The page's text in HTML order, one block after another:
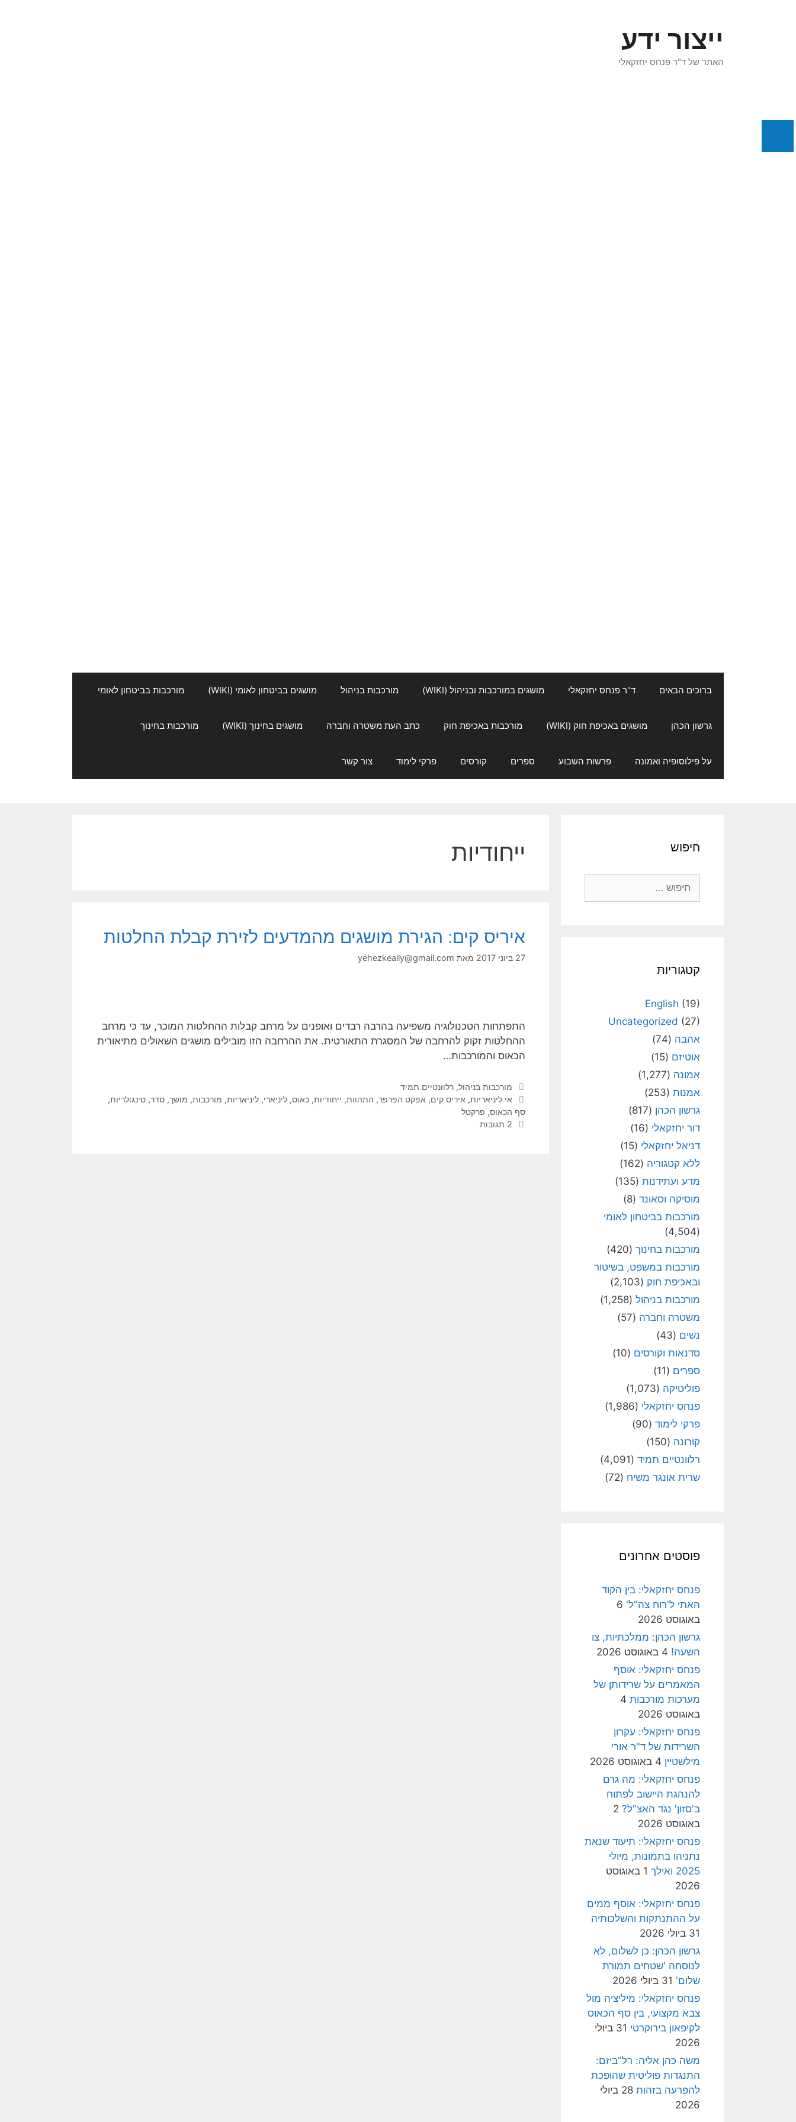
ייצור ידע
האתר של ד"ר פנחס יחזקאלי
ברוכים הבאים ד"ר פנחס יחזקאלי מושגים במורכבות ובניהול (WIKI) מורכבות בניהול מושגים בביטחון לאומי (WIKI) מורכבות בביטחון לאומי
גרשון הכהן מושגים באכיפת חוק (WIKI) מורכבות באכיפת חוק כתב העת משטרה וחברה מושגים בחינוך (WIKI) מורכבות בחינוך
על פילוסופיה ואמונה פרשות השבוע ספרים קורסים פרקי לימוד צור קשר
ייחודיות
איריס קים: הגירת מושגים מהמדעים לזירת קבלת החלטות
27 ביוני 2017 מאת yehezkeally@gmail.com
התפתחות הטכנולוגיה משפיעה בהרבה רבדים ואופנים על מרחב קבלות ההחלטות המוכר, עד כי מרחב
ההחלטות זקוק להרחבה של המסגרת התאורטית. את ההרחבה הזו מובילים מושגים השאולים מתיאורית
הכאוס והמורכבות…
קטגוריות
מורכבות בניהול, רלוונטיים תמיד
תגיות
אי ליניאריות, איריס קים, אפקט הפרפר, התהוות, ייחודיות, כאוס, ליניארי, ליניאריות, מורכבות, מושך, סדר, סינגולריות,
סף הכאוס, פרקטל
2 תגובות
חיפוש
קטגוריות
English (19)
Uncategorized (27)
אהבה (74)
אוטיזם (15)
אמונה (1,277)
אמנות (253)
גרשון הכהן (817)
דור יחזקאלי (16)
דניאל יחזקאלי (15)
ללא קטגוריה (162)
מדע ועתידנות (135)
מוסיקה וסאונד (8)
מורכבות בביטחון לאומי
(4,504)
מורכבות בחינוך (420)
מורכבות במשפט, בשיטור
ובאכיפת חוק (2,103)
מורכבות בניהול (1,258)
משטרה וחברה (57)
נשים (43)
סדנאות וקורסים (10)
ספרים (11)
פוליטיקה (1,073)
פנחס יחזקאלי (1,986)
פרקי לימוד (90)
קורונה (150)
רלוונטיים תמיד (4,091)
שרית אונגר משיח (72)
פוסטים אחרונים
פנחס יחזקאלי: בין הקוד
האתי ל'רוח צה"ל' 6
באוגוסט 2026
גרשון הכהן: ממלכתיות, צו
השעה! 4 באוגוסט 2026
פנחס יחזקאלי: אוסף
המאמרים על שרידותן של
מערכות מורכבות 4
באוגוסט 2026
פנחס יחזקאלי: עקרון
השרידות של ד"ר אורי
מילשטיין 4 באוגוסט 2026
פנחס יחזקאלי: מה גרם
להנהגת היישוב לפתוח
ב'סזון' נגד האצ"ל? 2
באוגוסט 2026
פנחס יחזקאלי: תיעוד שנאת
נתניהו בתמונות, מיולי
2025 ואילך
1 באוגוסט
2026
פנחס יחזקאלי: אוסף ממים
על ההתנתקות והשלכותיה
31 ביולי 2026
גרשון הכהן: כן לשלום, לא
לנוסחה 'שטחים תמורת
שלום' 31 ביולי 2026
פנחס יחזקאלי: מיליציה מול
צבא מקצועי, בין סף הכאוס
לקיפאון בירוקרטי
31 ביולי
2026
משה כהן אליה: רל"ביזם:
התנגדות פוליטית שהופכת
להפרעה בזהות
28 ביולי
2026